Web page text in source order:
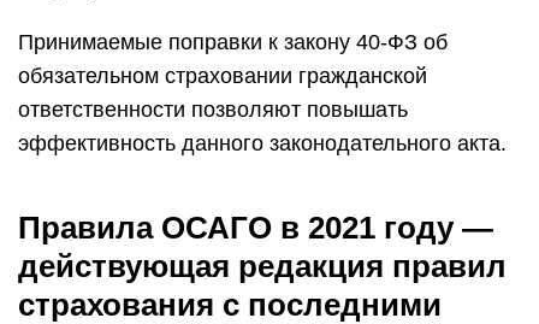
Принимаемые поправки к закону 40-ФЗ об
обязательном страховании гражданской
ответственности позволяют повышать
эффективность данного законодательного акта.
Правила ОСАГО в 2021 году —
действующая редакция правил
страхования с последними